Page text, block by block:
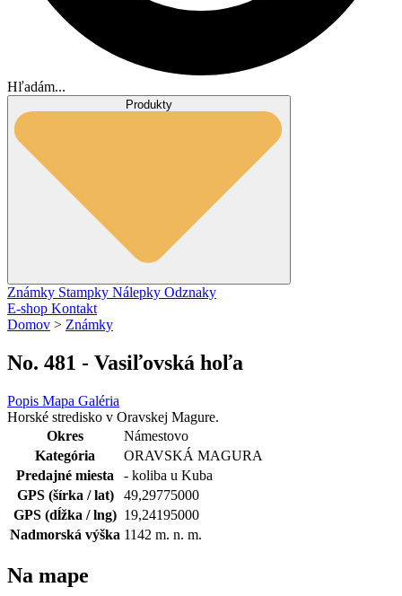
Hľadám...
Produkty
Známky Stampky Nálepky Odznaky
E-shop Kontakt
Domov > Známky
No. 481 - Vasiľovská hoľa
Popis Mapa Galéria
Horské stredisko v Oravskej Magure.
Okres
Námestovo
Kategória
ORAVSKÁ MAGURA
Predajné miesta
- koliba u Kuba
GPS (šírka / lat)
49,29775000
GPS (dĺžka / lng) 19,24195000
Nadmorská výška 1142 m. n. m.
Na mape